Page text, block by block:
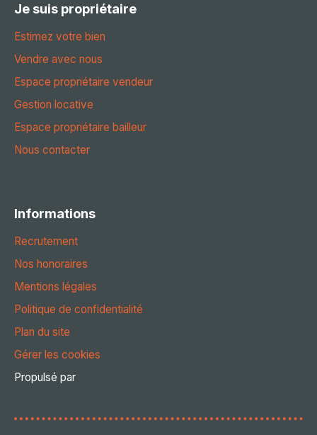
Je suis propriétaire
Estimez votre bien
Vendre avec nous
Espace propriétaire vendeur
Gestion locative
Espace propriétaire bailleur
Nous contacter
Informations
Recrutement
Nos honoraires
Mentions légales
Politique de confidentialité
Plan du site
Gérer les cookies
Propulsé par